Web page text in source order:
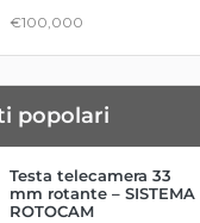
€100,000
popolari
Testa telecamera 33
mm rotante – SISTEMA
ROTOCAM